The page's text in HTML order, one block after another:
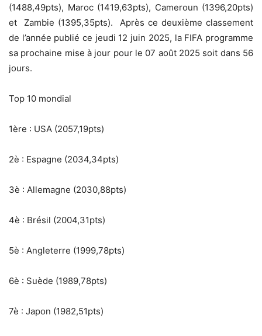
(1488,49pts), Maroc (1419,63pts), Cameroun (1396,20pts)
et Zambie (1395,35pts). Après ce deuxième classement
de l’année publié ce jeudi 12 juin 2025, la FIFA programme
sa prochaine mise à jour pour le 07 août 2025 soit dans 56
jours.
Top 10 mondial
1ère : USA (2057,19pts)
2è : Espagne (2034,34pts)
3è : Allemagne (2030,88pts)
4è : Brésil (2004,31pts)
5è : Angleterre (1999,78pts)
6è : Suède (1989,78pts)
7è : Japon (1982,51pts)